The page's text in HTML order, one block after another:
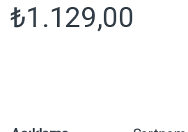
₺1.129,00